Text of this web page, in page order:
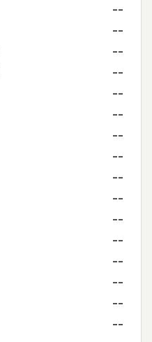
--
--
--
--
--
--
--
--
--
--
--
--
--
--
--
--